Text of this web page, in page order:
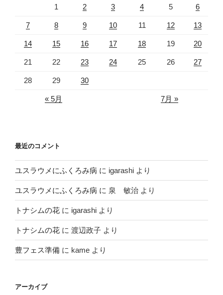
1 2 3 4 5 6
7 8 9 10 11 12 13
14 15 16 17 18 19 20
21 22 23 24 25 26 27
28 29 30
« 5月 7月 »
最近のコメント
ユスラウメにふくろみ病 に igarashi より
ユスラウメにふくろみ病 に 泉 敏治 より
トナシムの花 に igarashi より
トナシムの花 に 渡辺政子 より
豊フェス準備 に kame より
アーカイブ